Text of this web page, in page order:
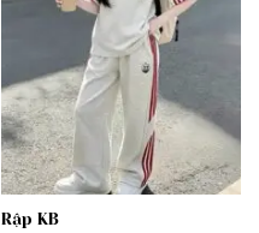
Rập KB